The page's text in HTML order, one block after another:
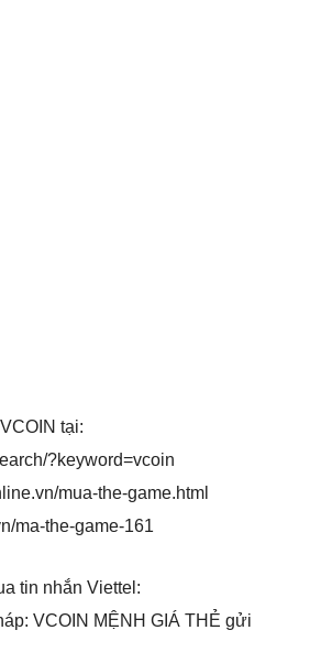
tại:
?keyword=vcoin
mua-the-game.html
ma-the-game-161
tin nhắn Viettel:
VCOIN MỆNH GIÁ THẺ gửi